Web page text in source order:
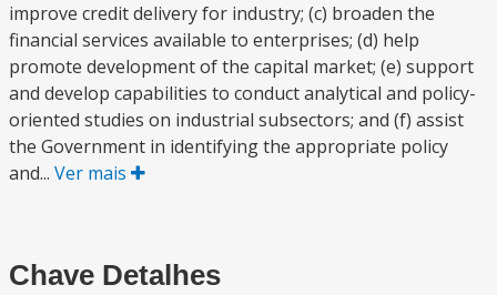
improve credit delivery for industry; (c) broaden the
financial services available to enterprises; (d) help
promote development of the capital market; (e) support
and develop capabilities to conduct analytical and policy-
oriented studies on industrial subsectors; and (f) assist
the Government in identifying the appropriate policy
and... Ver mais
Chave Detalhes